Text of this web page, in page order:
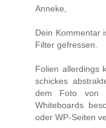
Anneke,
Dein Kommentar
Filter gefressen.
Folien allerdings
schickes
dem Foto von
Whiteboards
oder WP-Seiten